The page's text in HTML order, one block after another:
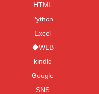
HTML
Python
Excel
◆WEB
kindle
Google
SNS